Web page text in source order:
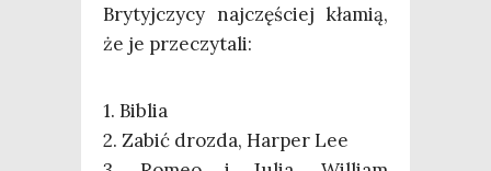
Bry­tyj­czy­cy naj­czę­ściej kła­mią,
że je przeczytali:
1. Biblia
2. Zabić droz­da, Har­per Lee